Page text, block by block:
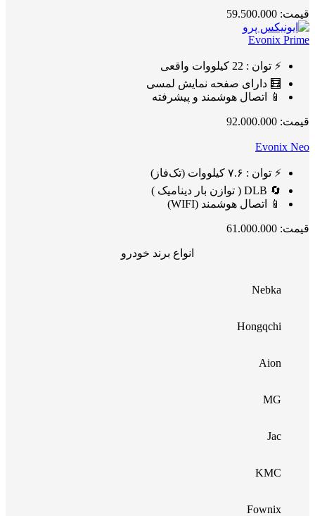
قیمت: 59.500.000
Evonix Prime
⚡ توان : 22 کیلووات واقعی
🧮 دارای صفحه نمایش لمسی
📱 اتصال هوشمند و پیشرفته
قیمت: 92.000.000
Evonix Neo
⚡ توان : ۷.۶ کیلووات (تک‌فاز)
🔄 DLB ( توازن بار دینامیک )
📱 اتصال هوشمند (WIFI)
قیمت: 61.000.000
انواع برند خودرو
Nebka
Hongqchi
Aion
MG
Jac
KMC
Fownix